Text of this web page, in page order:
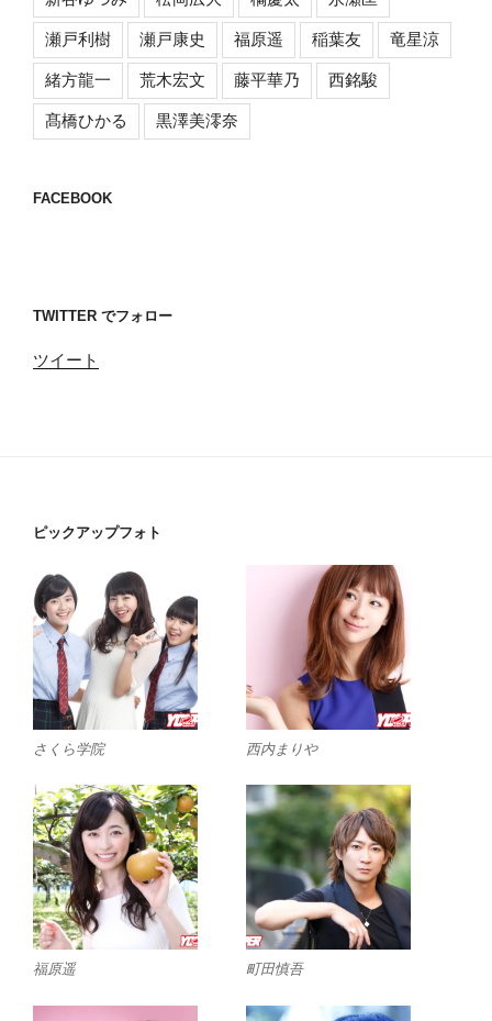
瀬戸利樹 瀬戸康史 福原遥 稲葉友 竜星涼
緒方龍一 荒木宏文 藤平華乃 西銘駿
髙橋ひかる 黒澤美澪奈
FACEBOOK
TWITTER でフォロー
ツイート
ピックアップフォト
さくら学院 西内まりや
福原遥 町田慎吾